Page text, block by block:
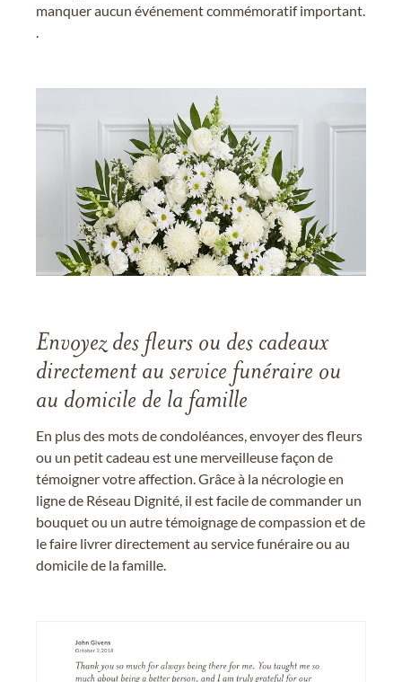
manquer aucun événement commémoratif important.
Envoyez des fleurs ou des cadeaux
directement au service funéraire ou
au domicile de la famille
En plus des mots de condoléances, envoyer des fleurs
ou un petit cadeau est une merveilleuse façon de
témoigner votre affection. Grâce à la nécrologie en
ligne de Réseau Dignité, il est facile de commander un
bouquet ou un autre témoignage de compassion et de
le faire livrer directement au service funéraire ou au
domicile de la famille.